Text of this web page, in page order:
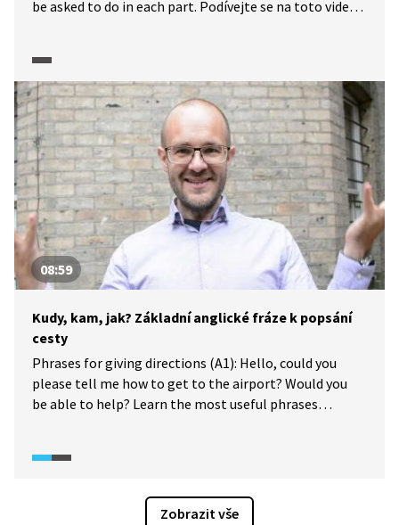
be asked to do in each part. Podívejte se na toto video
chtít.
08:59
Kudy, kam, jak? Základní anglické fráze k popsání
cesty
Phrases for giving directions (A1): Hello, could you
please tell me how to get to the airport? Would you
be able to help? Learn the most useful phrases
byste pomoci? Naučte se nejužitečnější fráze pro popis
Zobrazit vše